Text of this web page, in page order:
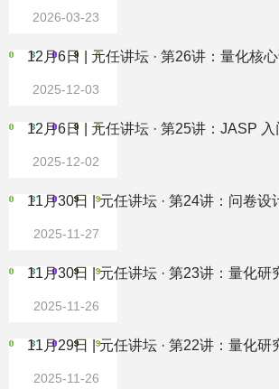
2026-03-23
12月6日 | 元任讲坛 · 第26讲：量化核
2025-12-03
12月6日 | 元任讲坛 · 第25讲：JASP
2025-12-02
11月30日 | 元任讲坛 · 第24讲：问卷设
2025-11-27
11月30日 | 元任讲坛 · 第23讲：量化研
2025-11-26
11月29日 | 元任讲坛 · 第22讲：量化研
2025-11-26